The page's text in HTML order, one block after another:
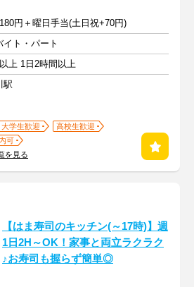
円＋曜日手当(土日祝+70円)
イト・パート
上 1日2時間以上
駅
大学生歓迎
高校生歓迎
可
を見る
【はま寿司のキッチン(～17時)】週
1日2H～OK！家事と両立ラクラク
♪お寿司も握らず簡単◎